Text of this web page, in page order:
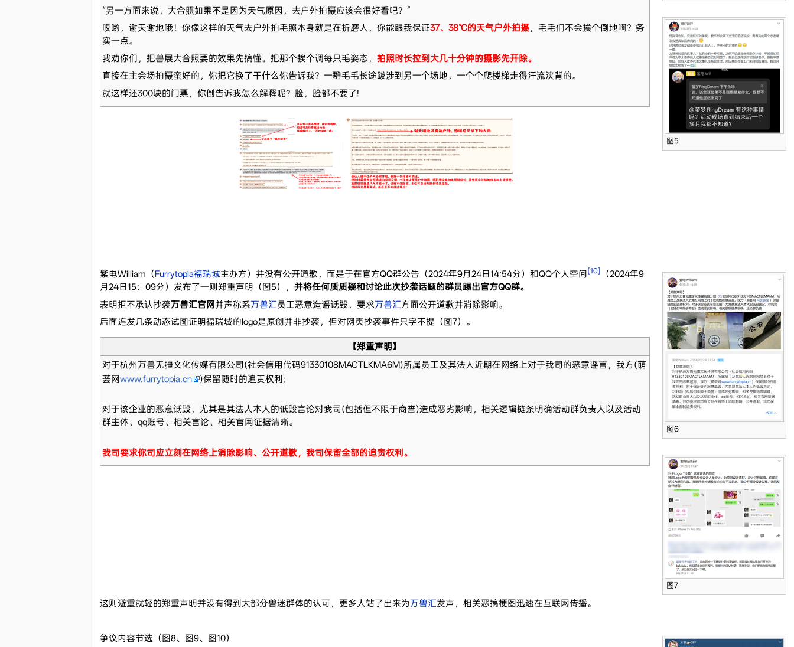
图5
“另一方面来说，大合照如果不是因为天气原因，去户外拍摄应该会很好看吧？”
哎哟，谢天谢地哦！你像这样的天气去户外拍毛照本身就是在折磨人，你能跟我保证37、38℃的天气户外拍摄，毛毛们不会挨个倒地啊？务
实一点。
我劝你们，把兽展大合照要的效果先搞懂。把那个挨个调每只毛姿态， 拍照时长拉到大几十分钟的摄影先开除。
直接在主会场拍摄蛮好的，你把它换了干什么你告诉我？一群毛毛长途跋涉到另一个场地，一个个爬楼梯走得汗流浃背的。
就这样还300块的门票，你倒告诉我怎么解释呢？脸，脸都不要了!
图6
图7
紫电William（Furrytopia福瑞城主办方）并没有公开道歉，而是于在官方QQ群公告（2024年9月24日14:54分）和QQ个人空间[10]
（2024年9
月24日15：09分）发布了一则郑重声明（图5）， 并将任何质质疑和讨论此次抄袭话题的群员踢出官方QQ群。
表明拒不承认抄袭万兽汇官网并声称系万兽汇员工恶意造谣诋毁，要求万兽汇方面公开道歉并消除影响。
后面连发几条动态试图证明福瑞城的logo是原创并非抄袭，但对网页抄袭事件只字不提（图7）。
【郑重声明】
对于杭州万兽无疆文化传媒有限公司(社会信用代码91330108MACTLKMA6M)所属员工及其法人近期在网络上对于我司的恶意谣言，我方(萌
荟网www.furrytopia.cn )保留随时的追责权利;
对于该企业的恶意诋毁，尤其是其法人本人的诋毁言论对我司(包括但不限于商誉)造成恶劣影响，相关逻辑链条明确活动群负责人以及活动
群主体、qq账号、相关言论、相关官网证据清晰。
我司要求你司应立刻在网络上消除影响、公开道歉，我司保留全部的追责权利。
这则避重就轻的郑重声明并没有得到大部分兽迷群体的认可，更多人站了出来为万兽汇发声，相关恶搞梗图迅速在互联网传播。
争议内容节选（图8、图9、图10）